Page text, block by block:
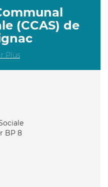
(CCAS) de
Plus
BP 8